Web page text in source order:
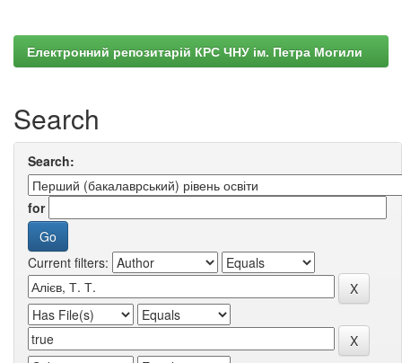
Електронний репозитарій КРС ЧНУ ім. Петра Могили
Search
Search:
for
Current filters: